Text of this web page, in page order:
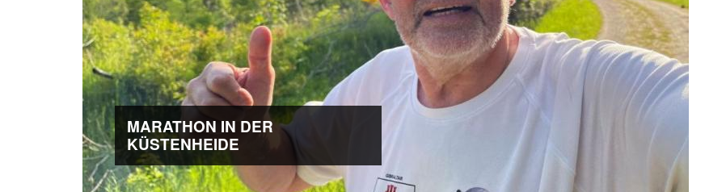
MARATHON IN DER
KÜSTENHEIDE